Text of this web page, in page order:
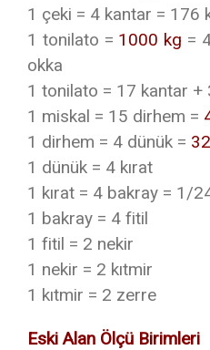
1 çeki = 4 kantar = 176
1 tonilato = 1000 kg =
okka
1 tonilato = 17 kantar
1 miskal = 15 dirhem =
1 dirhem = 4 dünük =
1 dünük = 4 kırat
1 kırat = 4 bakray = 1/
1 bakray = 4 fitil
1 fitil = 2 nekir
1 nekir = 2 kıtmir
1 kıtmir = 2 zerre
Eski Alan Ölçü Birimleri